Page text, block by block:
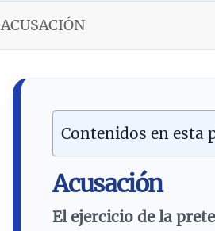
ACUSACIÓN
Contenidos en esta
Acusación
El ejercicio de la